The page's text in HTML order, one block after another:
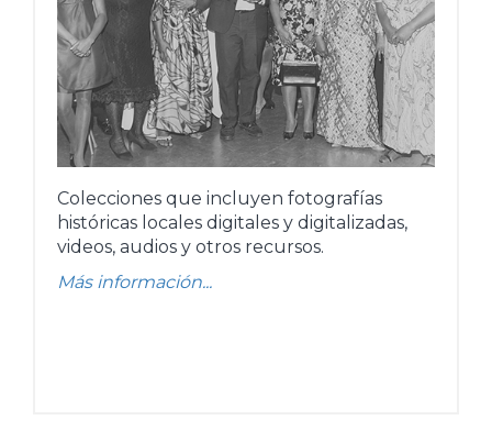
Colecciones que incluyen fotografías
históricas locales digitales y digitalizadas,
videos, audios y otros recursos.
Más información...